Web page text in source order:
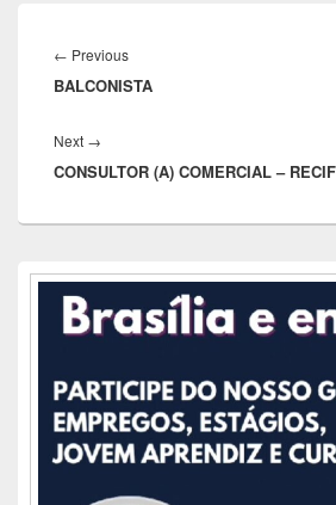
de
Post
← PreviousPrevious
post:
BALCONISTA
Next →
post:
CONSULTOR (A) COMERCIAL –
Área